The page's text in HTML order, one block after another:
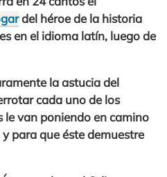
del héroe de la historia
en el idioma latín, luego de
la astucia del
cada uno de los
le van poniendo en camino
para que éste demuestre